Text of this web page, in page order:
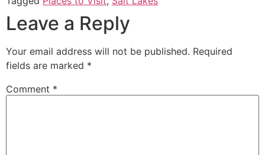
Leave a Reply
Your email address will not be published. Required
fields are marked *
Comment *